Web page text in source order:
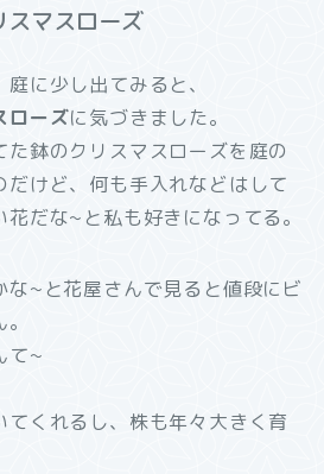
マスローズ
に少し出てみると、
ローズに気づきました。
鉢のクリスマスローズを庭の
けど、何も手入れなどはして
だな~と私も好きになってる。
な~と花屋さんで見ると値段にビ
て~
くれるし、株も年々大きく育